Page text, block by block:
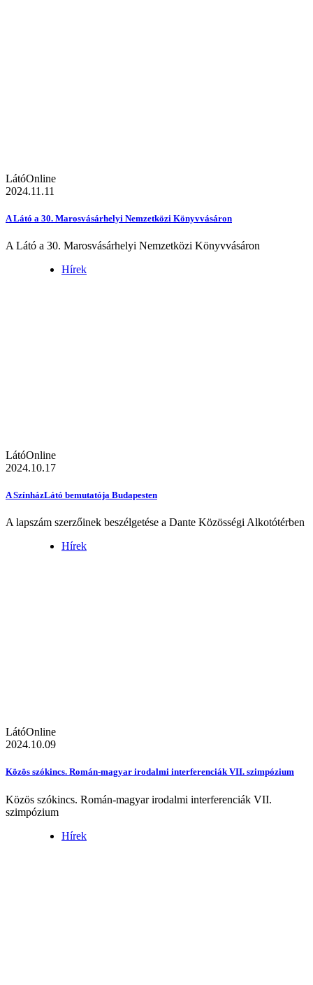
LátóOnline
2024.11.11
A Látó a 30. Marosvásárhelyi Nemzetközi Könyvvásáron
A Látó a 30. Marosvásárhelyi Nemzetközi Könyvvásáron
Hírek
LátóOnline
2024.10.17
A SzínházLátó bemutatója Budapesten
A lapszám szerzőinek beszélgetése a Dante Közösségi Alkotótérben
Hírek
LátóOnline
2024.10.09
Közös szókincs. Román-magyar irodalmi interferenciák VII. szimpózium
Közös szókincs. Román-magyar irodalmi interferenciák VII.
szimpózium
Hírek